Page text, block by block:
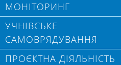
МОНІТОРИНГ
УЧНІВСЬКЕ
САМОВРЯДУВАННЯ
ПРОЄКТНА ДІЯЛЬНІСТЬ